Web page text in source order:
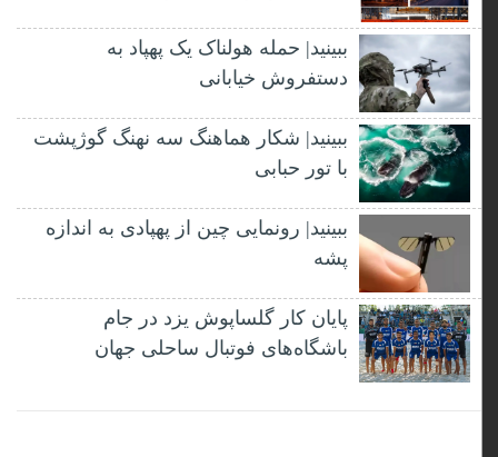
ببینید| حمله هولناک یک پهپاد به
دستفروش خیابانی
ببینید| شکار هماهنگ سه نهنگ گوژپشت
با تور حبابی
ببینید| رونمایی چین از پهپادی به اندازه
پشه
پایان کار گلساپوش یزد در جام
باشگاه‌های فوتبال ساحلی جهان